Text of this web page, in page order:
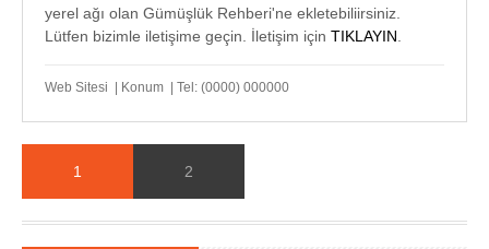
yerel ağı olan Gümüşlük Rehberi'ne ekletebiliirsiniz.
Lütfen bizimle iletişime geçin. İletişim için TIKLAYIN
Web Sitesi | Konum | Tel: (0000) 000000
1 2